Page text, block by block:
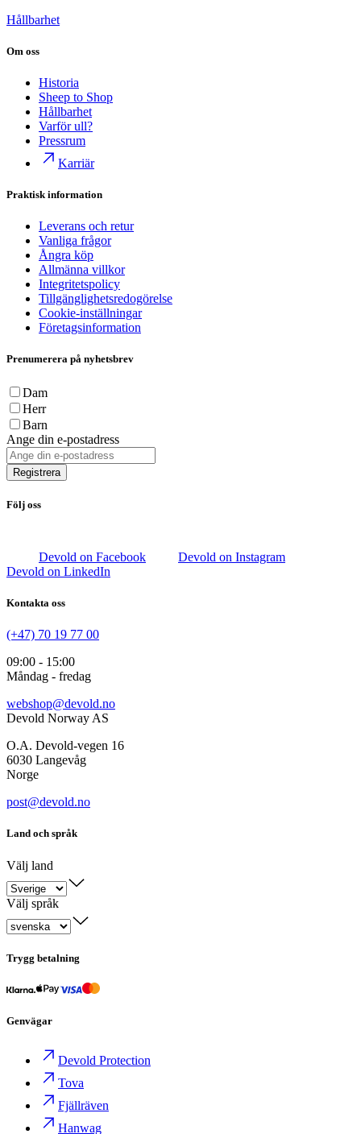
Hållbarhet
Om oss
Historia
Sheep to Shop
Hållbarhet
Varför ull?
Pressrum
Karriär
Praktisk information
Leverans och retur
Vanliga frågor
Ångra köp
Allmänna villkor
Integritetspolicy
Tillgänglighetsredogörelse
Cookie-inställningar
Företagsinformation
Prenumerera på nyhetsbrev
Dam
Herr
Barn
Ange din e-postadress
Registrera
Följ oss
Devold on Facebook
Devold on Instagram
Devold on LinkedIn
Kontakta oss
(+47) 70 19 77 00
09:00 - 15:00
Måndag - fredag
webshop@devold.no
Devold Norway AS
O.A. Devold-vegen 16
6030 Langevåg
Norge
post@devold.no
Land och språk
Välj land
Välj språk
Trygg betalning
Genvägar
Devold Protection
Tova
Fjällräven
Hanwag